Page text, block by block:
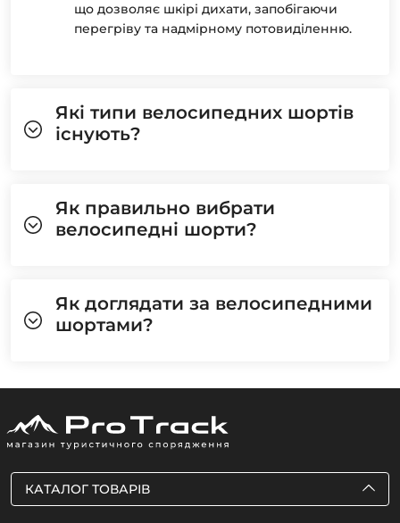
що дозволяє шкірі дихати, запобігаючи
перегріву та надмірному потовиділенню.
Які типи велосипедних шортів
існують?
Як правильно вибрати
велосипедні шорти?
Як доглядати за велосипедними
шортами?
КАТАЛОГ ТОВАРІВ